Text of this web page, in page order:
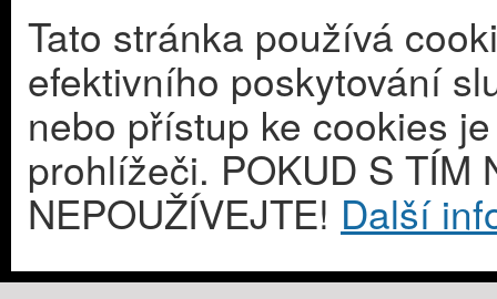
Tato stránka používá
efektivního poskytování
nebo přístup ke cookies
prohlížeči. POKUD S TÍM
NEPOUŽÍVEJTE! Další